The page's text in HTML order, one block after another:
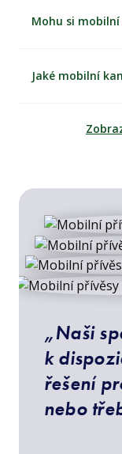
Mohu si
Jaké mobilní
„Naši
k
řešení
nebo